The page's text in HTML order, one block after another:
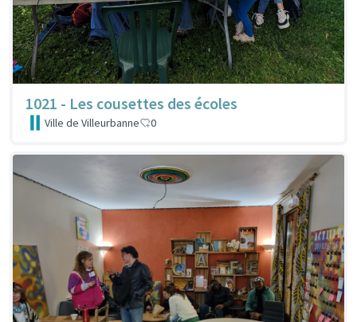
1021 - Les cousettes des écoles
Ville de Villeurbanne 0